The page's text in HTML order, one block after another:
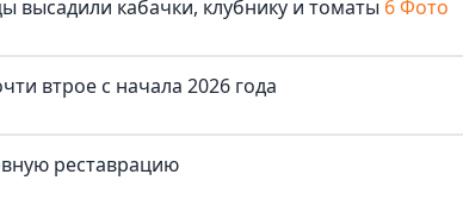
кабачки, клубнику и томаты 6 Фото
втрое с начала 2026 года
реставрацию